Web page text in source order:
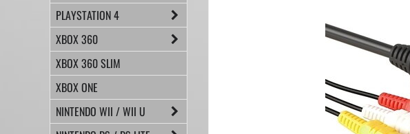
PLAYSTATION 4
XBOX 360
XBOX 360 SLIM
XBOX ONE
NINTENDO WII / WII U